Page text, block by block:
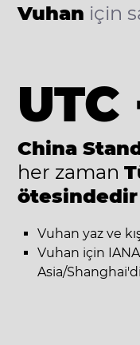
Vuhan için
UTC
China
her zaman
ötesindedir
Vuhan yaz ve
Vuhan için IANA
Asia/